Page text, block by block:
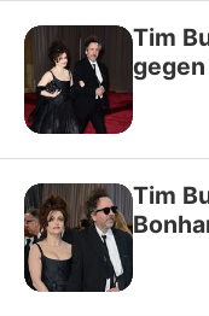
Tim
Tim